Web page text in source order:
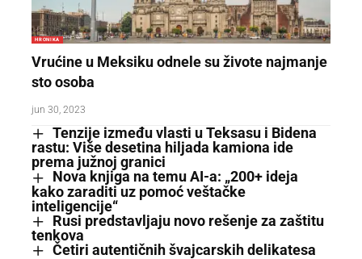
HRONIKA
Vrućine u Meksiku odnele su živote najmanje
sto osoba
jun 30, 2023
Tenzije između vlasti u Teksasu i Bidena
rastu: Više desetina hiljada kamiona ide
prema južnoj granici
Nova knjiga na temu AI-a: „200+ ideja
kako zaraditi uz pomoć veštačke
inteligencije“
Rusi predstavljaju novo rešenje za zaštitu
tenkova
Četiri autentičnih švajcarskih delikatesa